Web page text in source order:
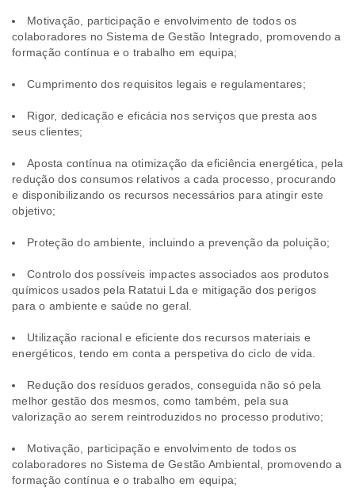
Motivação, participação e envolvimento de todos os
colaboradores no Sistema de Gestão Integrado, promovendo a
formação contínua e o trabalho em equipa;
Cumprimento dos requisitos legais e regulamentares;
Rigor, dedicação e eficácia nos serviços que presta aos
seus clientes;
Aposta contínua na otimização da eficiência energética, pela
redução dos consumos relativos a cada processo, procurando
e disponibilizando os recursos necessários para atingir este
objetivo;
Proteção do ambiente, incluindo a prevenção da poluição;
Controlo dos possíveis impactes associados aos produtos
químicos usados pela Ratatui Lda e mitigação dos perigos
para o ambiente e saúde no geral.
Utilização racional e eficiente dos recursos materiais e
energéticos, tendo em conta a perspetiva do ciclo de vida.
Redução dos resíduos gerados, conseguida não só pela
melhor gestão dos mesmos, como também, pela sua
valorização ao serem reintroduzidos no processo produtivo;
Motivação, participação e envolvimento de todos os
colaboradores no Sistema de Gestão Ambiental, promovendo a
formação contínua e o trabalho em equipa;